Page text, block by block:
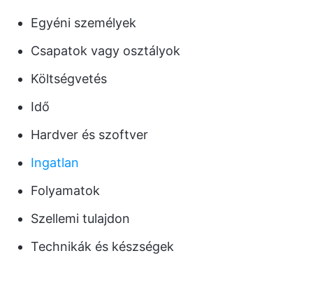
Egyéni személyek
Csapatok vagy osztályok
Költségvetés
Idő
Hardver és szoftver
Ingatlan
Folyamatok
Szellemi tulajdon
Technikák és készségek